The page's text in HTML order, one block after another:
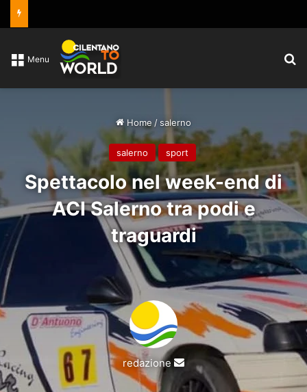
Menu
Home /salerno
salerno sport
Spettacolo nel week-end di
ACI Salerno tra podi e
traguardi
redazione
Invia
un'email